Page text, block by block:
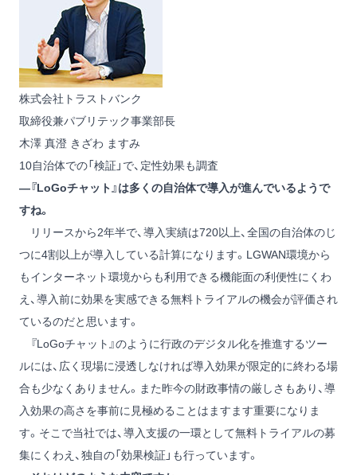
株式会社トラストバンク
取締役兼パブリテック事業部長
木澤 真澄 きざわ ますみ
10自治体での「検証」で、定性効果も調査
―『LoGoチャット』は多くの自治体で導入が進んでいるようで
すね。
リリースから2年半で、導入実績は720以上、全国の自治体のじ
つに4割以上が導入している計算になります。LGWAN環境から
もインターネット環境からも利用できる機能面の利便性にくわ
え、導入前に効果を実感できる無料トライアルの機会が評価され
ているのだと思います。
『LoGoチャット』のように行政のデジタル化を推進するツー
ルには、広く現場に浸透しなければ導入効果が限定的に終わる場
合も少なくありません。また昨今の財政事情の厳しさもあり、導
入効果の高さを事前に見極めることはますます重要になりま
す。そこで当社では、導入支援の一環として無料トライアルの募
集にくわえ、独自の「効果検証」も行っています。